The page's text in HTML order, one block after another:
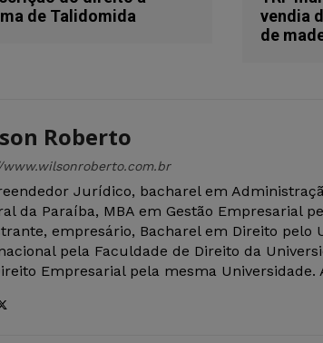
de Talidomida
vendia
de
Roberto
Jurídico, bacharel em
da Paraíba, MBA em Gestão Empresarial
empresário, Bacharel em Direito pelo
pela Faculdade de Direito da
Empresarial pela mesma Universidade.